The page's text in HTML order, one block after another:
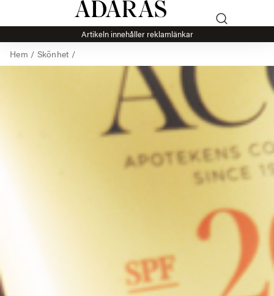
Artikeln innehåller reklamlänkar
Hem / Skönhet/